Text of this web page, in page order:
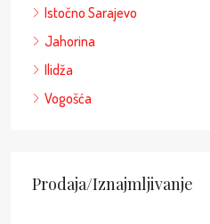
Istočno Sarajevo
Jahorina
Ilidža
Vogošća
Prodaja/Iznajmljivanje